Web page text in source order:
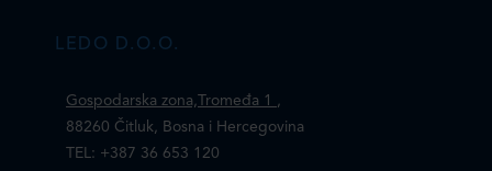
LEDO D.O.O.
Gospodarska zona,Tromeđa 1 ,
88260 Čitluk, Bosna i Hercegovina
TEL: +387 36 653 120